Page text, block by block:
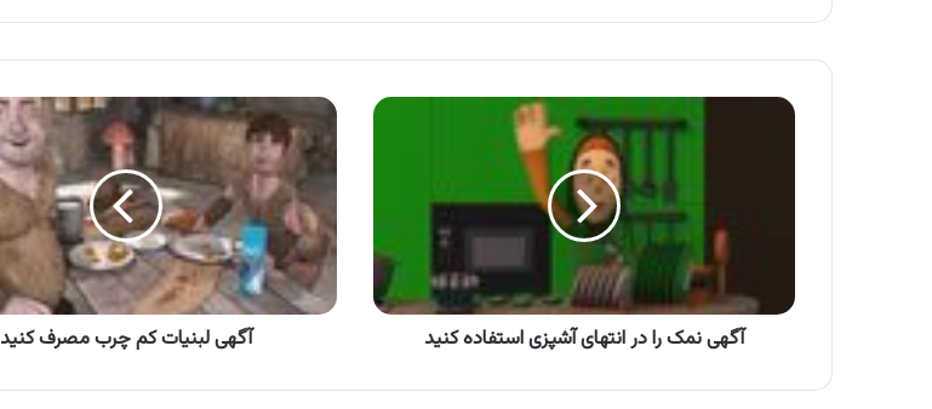
آگهی
آگهی نمک را در انتهای آشپزی استفاده کنید
آگهی
لبنیات
کم
چرب
مصرف
کنید
آگهی لبنیات کم چرب مصرف کنید